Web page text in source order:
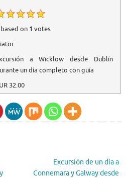
on 1 votes
a Wicklow desde Dublín
un día completo con guía
32.00
Excursión de un día a
Connemara y Galway desde